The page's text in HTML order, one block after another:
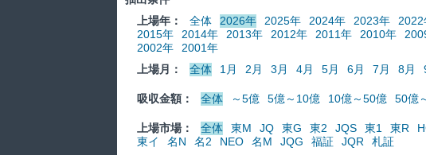
上場年：
全体 2026年 2025年 2024年 2023年 2022
2015年
2014年 2013年 2012年 2011年 2010年
2002年
2001年
上場月：
全体 1月 2月 3月 4月 5月 6月 7月 8月
吸収金額： 全体 ～5億 5億～10億 10億～50億 50億
上場市場： 全体 東M JQ 東G 東2 JQS 東1 東R
東イ
名N 名2 NEO 名M JQG 福証 JQR
札証